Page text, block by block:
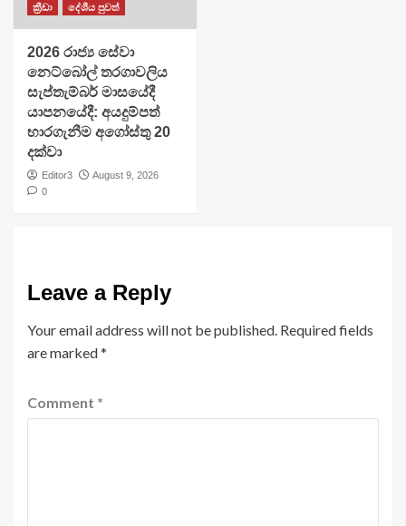
ක්‍රීඩා දේශීය පුවත්
2026 රාජ්‍ය සේවා
නෙට්බෝල් තරගාවලිය
සැප්තැම්බර් මාසයේදී
යාපනයේදී: අයදුම්පත්
භාරගැනීම අගෝස්තු 20
දක්වා
Editor3
August 9, 2026
0
Leave a Reply
Your email address will not be published. Required fields
are marked*
Comment *